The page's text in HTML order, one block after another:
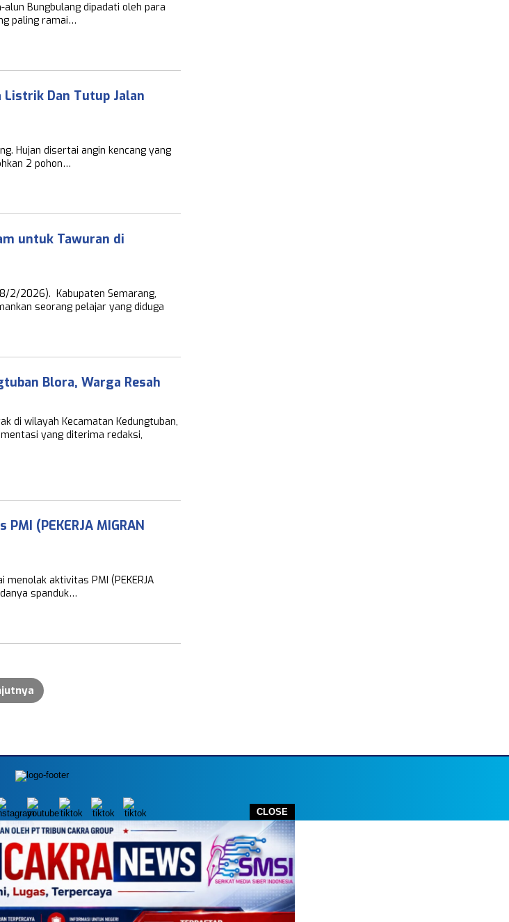
CLOSE
Bungbulang dipadati oleh para
paling ramai…
Listrik Dan Tutup Jalan
Hujan disertai angin kencang yang
2 pohon…
untuk Tawuran di
2/2026). Kabupaten Semarang,
seorang pelajar yang diduga
Blora, Warga Resah
di wilayah Kecamatan Kedungtuban,
yang diterima redaksi,
(PEKERJA MIGRAN
aktivitas PMI (PEKERJA
spanduk…
MEDIA NETWORK
Tiktok.com Twitter.com Youtube.com
SIBER DISCLAIMER STOP PRESS